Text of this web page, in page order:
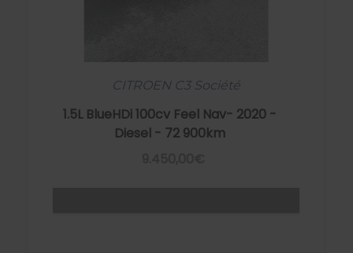
CITROEN C3 Société
1.5L BlueHDi 100cv Feel Nav- 2020 -
Diesel - 72 900km